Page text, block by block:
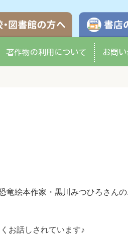
学校・図書館の
著作物の利用について お問
竜絵本作家・黒川みつひろさんの
お話しされています♪